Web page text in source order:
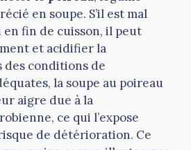
en soupe. S’il est mal
fin de cuisson, il peut
et acidifier la
des conditions de
la soupe au poireau
aigre due à la
ce qui l’expose
de détérioration. Ce